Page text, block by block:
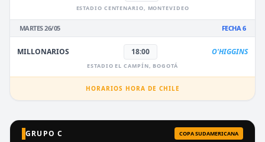
ESTADIO CENTENARIO, MONTEVIDEO
MARTES 26/05 FECHA 6
MILLONARIOS 18:00 O'HIGGINS
ESTADIO EL CAMPÍN, BOGOTÁ
HORARIOS HORA DE CHILE
GRUPO C COPA SUDAMERICANA